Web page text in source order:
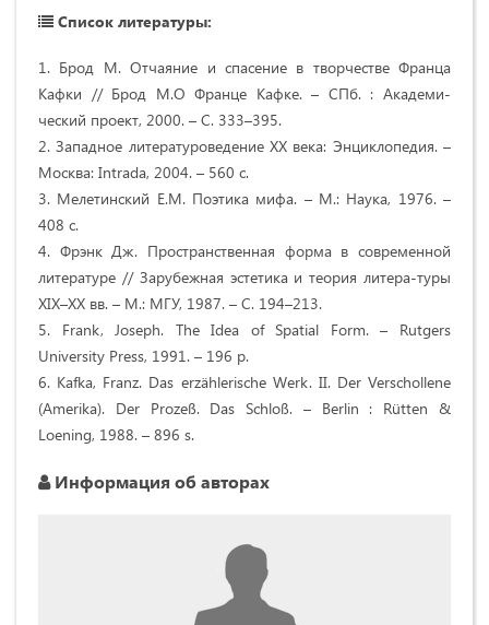
Список литературы:
1. Брод М. Отчаяние и спасение в творчестве Франца
Кафки // Брод M.О Франце Кафке. – СПб. : Академи-
ческий проект, 2000. – С. 333–395.
2. Западное литературоведение XX века: Энциклопедия. –
Москва: Intrada, 2004. – 560 с.
3. Мелетинский Е.М. Поэтика мифа. – М.: Наука, 1976. –
408 с.
4. Фрэнк Дж. Пространственная форма в современной
литературе // Зарубежная эстетика и теория литера-туры
XIX–XX вв. – М.: МГУ, 1987. – С. 194–213.
5. Frank, Joseph. The Idea of Spatial Form. – Rutgers
University Press, 1991. – 196 p.
6. Kafka, Franz. Das erzählerische Werk. II. Der Verschollene
(Amerika). Der Prozeß. Das Schloß. – Berlin : Rütten &
Loening, 1988. – 896 s.
Информация об авторах